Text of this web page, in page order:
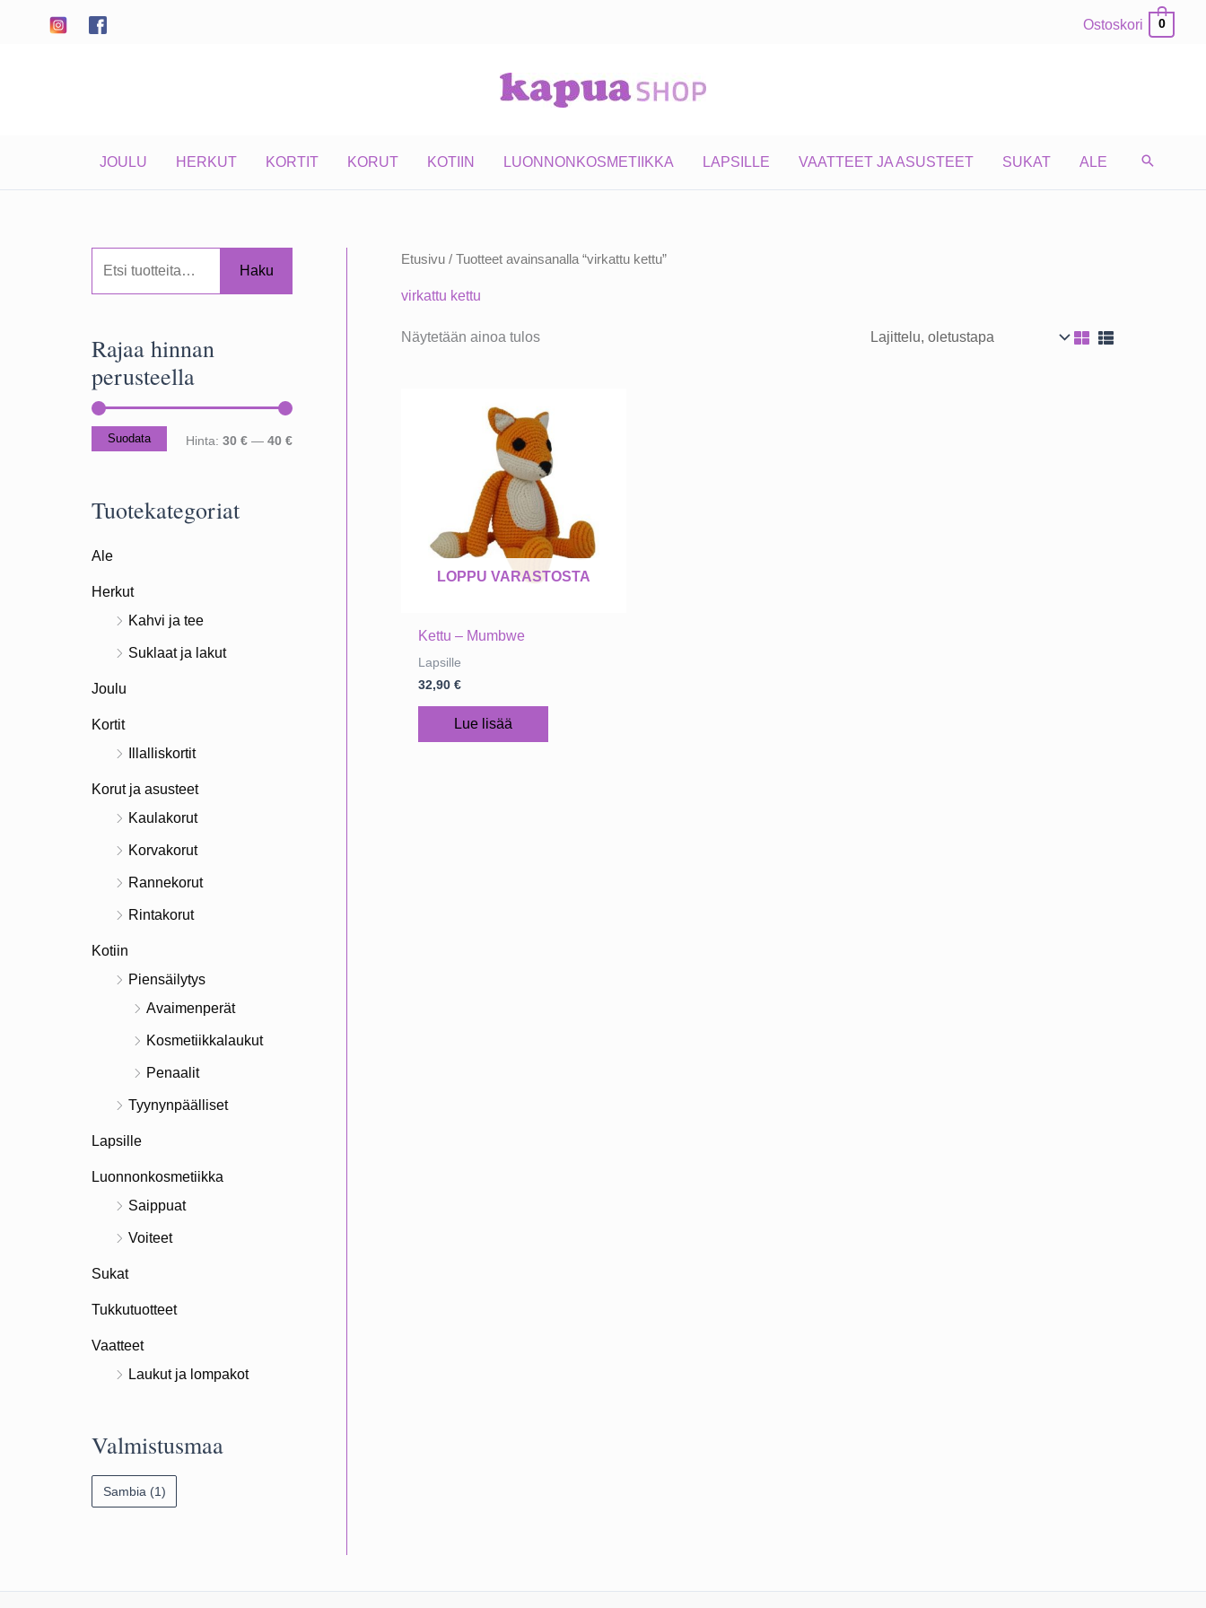
sisältöön
Ostoskori 0
JOULU HERKUT KORTIT KORUT KOTIIN LUONNONKOSMETIIKKA LAPSILLE VAATTEET JA ASUSTEET SUKAT ALE
i
:
Haku
Rajaa hinnan
perusteella
MM
Suodata Hinta: 30 € — 40 €
Tuotekategoriat
Ale
Herkut
Kahvi ja tee
Suklaat ja lakut
Joulu
Kortit
Illalliskortit
Korut ja asusteet
Kaulakorut
Korvakorut
Rannekorut
Rintakorut
Kotiin
Piensäilytys
Avaimenperät
Kosmetiikkalaukut
Penaalit
Tyynynpäälliset
Lapsille
Luonnonkosmetiikka
Saippuat
Voiteet
Sukat
Tukkutuotteet
Vaatteet
Laukut ja lompakot
Valmistusmaa
Sambia (1)
Etusivu / Tuotteet avainsanalla “virkattu kettu”
virkattu kettu
Näytetään ainoa tulos
LOPPU VARASTOSTA
Kettu – Mumbwe
Lapsille
32,90€
Lue lisää